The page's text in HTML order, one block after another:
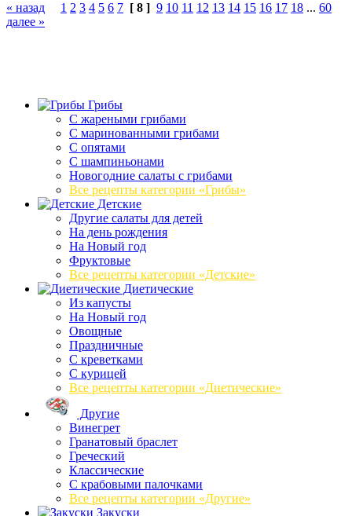
« назад 1 2 3 4 5 6 7 [ 8 ] 9 10 11 12 13 14 15 16 17 18 ... 60
далее »
Грибы
C жареными грибами
C маринованными грибами
C опятами
C шампиньонами
Новогодние салаты с грибами
Все рецепты категории «Грибы»
Детские
Другие салаты для детей
На день рождения
На Новый год
Фруктовые
Все рецепты категории «Детские»
Диетические
Из капусты
На Новый год
Овощные
Праздничные
С креветками
С курицей
Все рецепты категории «Диетические»
Другие
Винегрет
Гранатовый браслет
Греческий
Классические
С крабовыми палочками
Все рецепты категории «Другие»
Закуски